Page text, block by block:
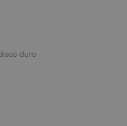
duro